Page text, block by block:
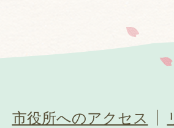
市役所へのアクセス